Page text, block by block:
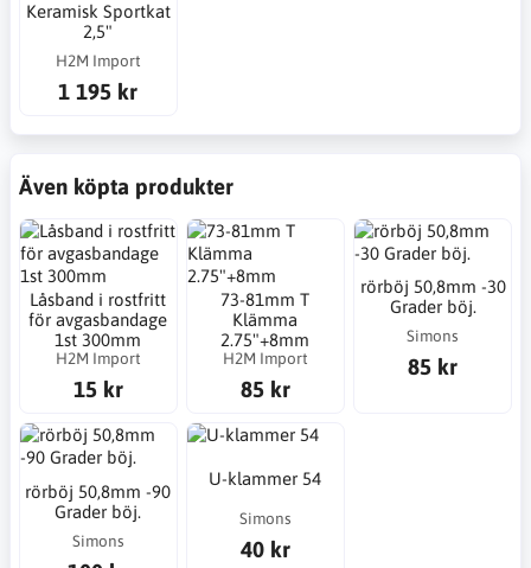
Keramisk Sportkat
2,5"
H2M Import
1 195 kr
Även köpta produkter
Låsband i rostfritt
för avgasbandage
1st 300mm
H2M Import
15 kr
73-81mm T
Klämma
2.75"+8mm
H2M Import
85 kr
rörböj 50,8mm -30
Grader böj.
Simons
85 kr
rörböj 50,8mm -90
Grader böj.
Simons
U-klammer 54
Simons
40 kr